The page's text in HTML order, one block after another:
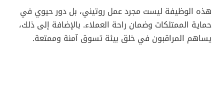
هذه الوظيفة ليست مجرد عمل روتيني، بل دور حيوي في
حماية الممتلكات وضمان راحة العملاء. بالإضافة إلى ذلك،
يساهم المراقبون في خلق بيئة تسوق آمنة وممتعة.